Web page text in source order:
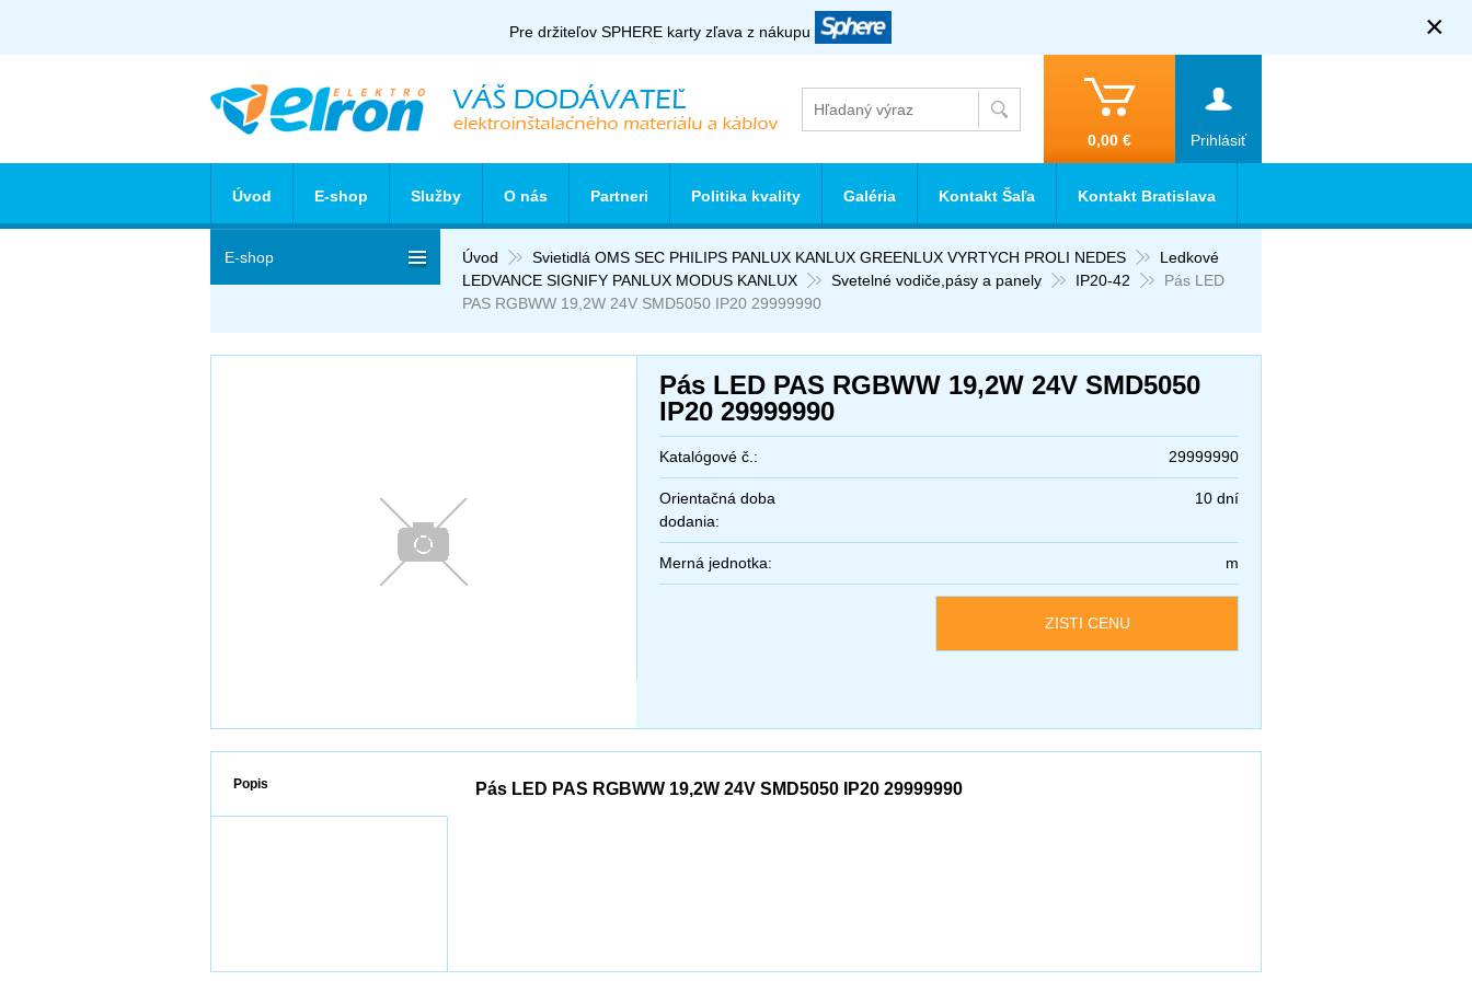
Pre držiteľov SPHERE karty zľava z nákupu ×
Prihlásiť
0,00 €
Úvod Svietidlá OMS SEC PHILIPS PANLUX KANLUX GREENLUX VYRTYCH PROLI NEDES
Ledkové
LEDVANCE SIGNIFY PANLUX MODUS KANLUX
Svetelné vodiče,pásy a panely IP20-42
Pás LED
PAS RGBWW 19,2W 24V SMD5050 IP20 29999990
Pás LED PAS RGBWW 19,2W 24V SMD5050
IP20 29999990
Katalógové č.: 29999990
Orientačná doba
dodania:
10 dní
Merná jednotka: m
ZISTI CENU
Popis Pás LED PAS RGBWW 19,2W 24V SMD5050 IP20 29999990
E-shop
Úvod E-shop Služby O nás Partneri Politika kvality Galéria Kontakt Šaľa Kontakt Bratislava